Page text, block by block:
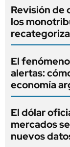
Revisión de
los
El
alertas:
economía
El dólar
mercados
nuevos